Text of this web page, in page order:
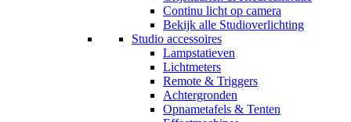
Continu licht op camera
Bekijk alle Studioverlichting
Studio accessoires
Lampstatieven
Lichtmeters
Remote & Triggers
Achtergronden
Opnametafels & Tenten